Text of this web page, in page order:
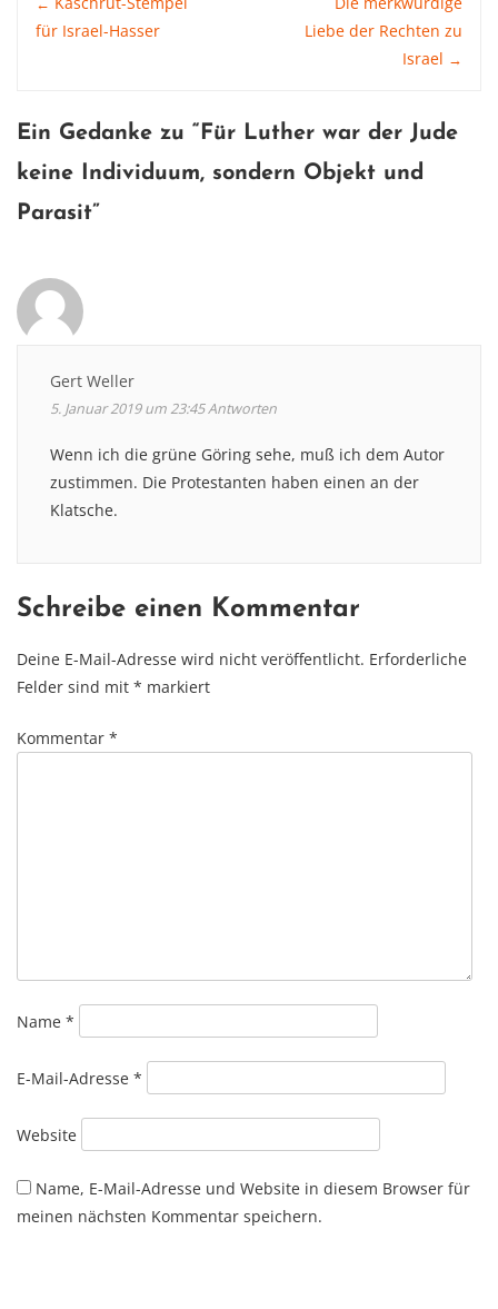
für Israel-Hasser
Liebe der Rechten zu
Israel →
Ein Gedanke zu “ Für Luther war der Jude
keine Individuum, sondern Objekt und
Parasit”
Gert Weller
5. Januar 2019 um 23:45Antworten
Wenn ich die grüne Göring sehe, muß ich dem Autor
zustimmen. Die Protestanten haben einen an der
Klatsche.
Schreibe einen Kommentar
Deine E-Mail-Adresse wird nicht veröffentlicht. Erforderliche
Felder sind mit * markiert
Kommentar *
Name *
E-Mail-Adresse *
Website
Name, E-Mail-Adresse und Website in diesem Browser für
meinen nächsten Kommentar speichern.